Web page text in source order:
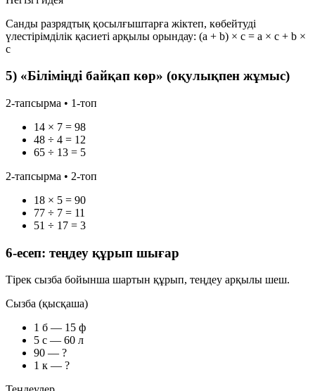
Санды разрядтық қосылғыштарға жіктеп, көбейтуді
үлестірімділік қасиеті арқылы орындау: (a + b) × c = a × c + b ×
c
5) «Біліміңді байқап көр» (оқулықпен жұмыс)
2-тапсырма • 1-топ
14 × 7 = 98
48 ÷ 4 = 12
65 ÷ 13 = 5
2-тапсырма • 2-топ
18 × 5 = 90
77 ÷ 7 = 11
51 ÷ 17 = 3
6-есеп: теңдеу құрып шығар
Тірек сызба бойынша шартын құрып, теңдеу арқылы шеш.
Сызба (қысқаша)
1 б — 15 ф
5 с — 60 л
90 — ?
1 к — ?